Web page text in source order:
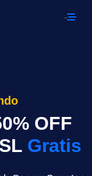
-
OFF
Gratis